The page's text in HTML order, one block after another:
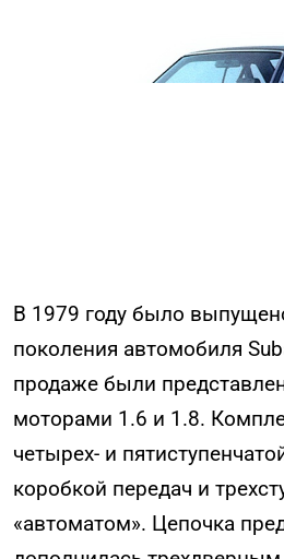
В 1979 году было
поколения автомобиля
продаже были
моторами 1.6 и 1.8.
четырех- и
коробкой передач и
«автоматом». Цепочка